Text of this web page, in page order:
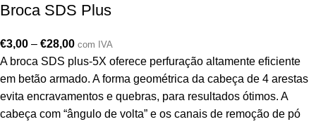
Broca SDS Plus
€3,00 – €28,00 com IVA
A broca SDS plus-5X oferece perfuração altamente eficiente
em betão armado. A forma geométrica da cabeça de 4 arestas
evita encravamentos e quebras, para resultados ótimos. A
cabeça com “ângulo de volta” e os canais de remoção de pó